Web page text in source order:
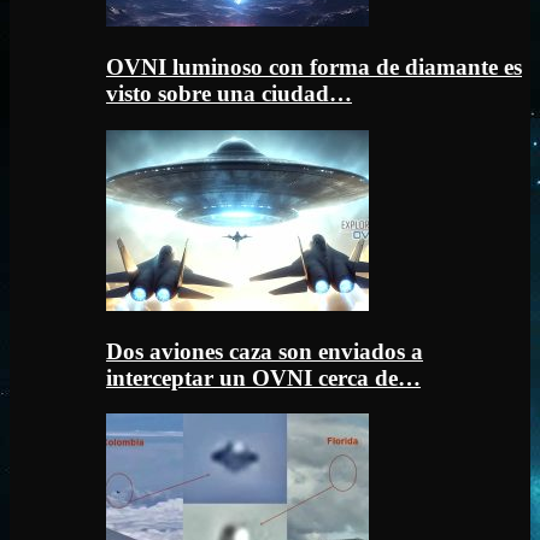
OVNI luminoso con forma de diamante es
visto sobre una ciudad…
Dos aviones caza son enviados a
interceptar un OVNI cerca de…